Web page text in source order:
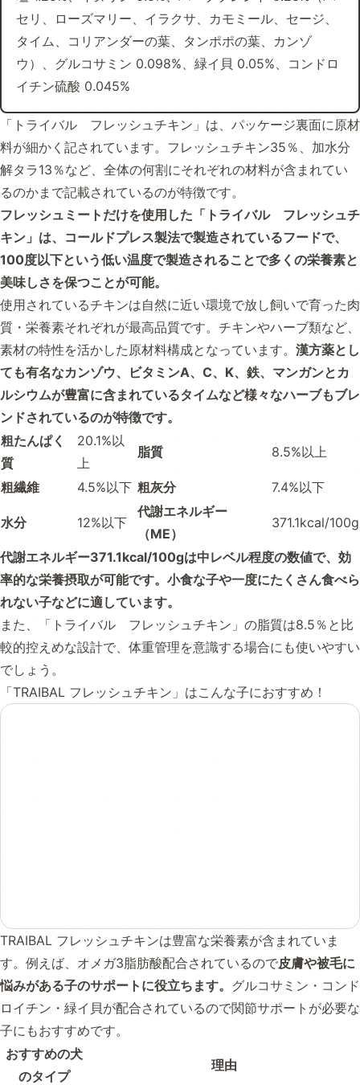
セリ、ローズマリー、イラクサ、カモミール、セージ、
タイム、コリアンダーの葉、タンポポの葉、カンゾ
ウ）、グルコサミン 0.098%、緑イ貝 0.05%、コンドロ
イチン硫酸 0.045%
「トライバル フレッシュチキン」は、パッケージ裏面に原材
料が細かく記されています。フレッシュチキン35％、加水分
解タラ13％など、全体の何割にそれぞれの材料が含まれてい
るのかまで記載されているのが特徴です。
フレッシュミートだけを使用した「トライバル フレッシュチ
キン」は、コールドプレス製法で製造されているフードで、
100度以下という低い温度で製造されることで多くの栄養素と
美味しさを保つことが可能。
使用されているチキンは自然に近い環境で放し飼いで育った肉
質・栄養素それぞれが最高品質です。チキンやハーブ類など、
素材の特性を活かした原材料構成となっています。 漢方薬とし
ても有名なカンゾウ、ビタミンA、C、K、鉄、マンガンとカ
ルシウムが豊富に含まれているタイムなど様々なハーブもブレ
ンドされているのが特徴です。
粗たんぱく
質
20.1%以
上
脂質 8.5%以上
粗繊維 4.5%以下 粗灰分 7.4%以下
水分 12%以下
代謝エネルギー
（ME）
371.1kcal/100g
代謝エネルギー371.1kcal/100gは中レベル程度の数値で、効
率的な栄養摂取が可能です。小食な子や一度にたくさん食べら
れない子などに適しています。
また、「トライバル フレッシュチキン」の脂質は8.5％と比
較的控えめな設計で、体重管理を意識する場合にも使いやすい
でしょう。
「TRAIBAL フレッシュチキン」はこんな子におすすめ！
TRAIBAL フレッシュチキンは豊富な栄養素が含まれていま
す。例えば、オメガ3脂肪酸配合されているので皮膚や被毛に
悩みがある子のサポートに役立ちます。 グルコサミン・コンド
ロイチン・緑イ貝が配合されているので関節サポートが必要な
子にもおすすめです。
おすすめの犬
のタイプ
理由